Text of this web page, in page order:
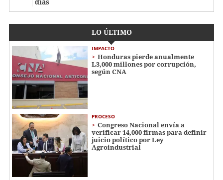
LO ÚLTIMO
IMPACTO
Honduras pierde anualmente
L3,000 millones por corrupción,
según CNA
PROCESO
Congreso Nacional envía a
verificar 14,000 firmas para definir
juicio político por Ley
Agroindustrial